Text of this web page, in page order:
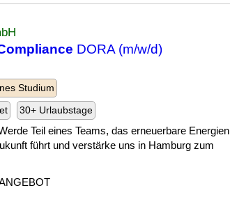
DORA (m/w/d)
Studium
30+ Urlaubstage
Teil eines Teams, das erneuerbare Energien
führt und verstärke uns in Hamburg zum